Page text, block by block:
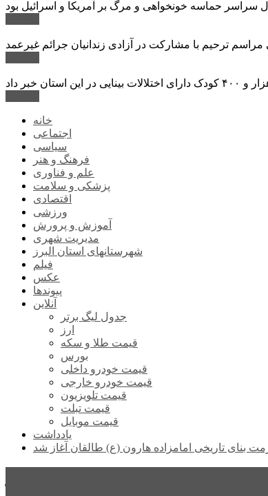
مراسم ترحیم با مشارکت در آزادی زندانیان جرائم غیرعمد
خانه
اجتماعی
سیاسی
فرهنگ و هنر
علم و فناوری
پزشکی و سلامت
اقتصادی
ورزشی
آموزش و پرورش
مدیریت شهری
شهرستانهای استان البرز
فیلم
عکس
پیوندها
آنلاین
جدول لیگ برتر
ارز
قیمت طلا و سکه
بورس
قیمت خودرو داخلی
قیمت خودرو خارجی
قیمت تلویزیون
قیمت تبلت
قیمت موبایل
یادداشت
بنای تاریخی امامزاده هارون (ع) طالقان آغاز شد